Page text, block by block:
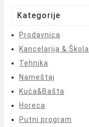
Kategorije
Prodavnica
Kancelarija & Škola
Tehnika
Nameštaj
Kuća&Bašta
Horeca
Putni program